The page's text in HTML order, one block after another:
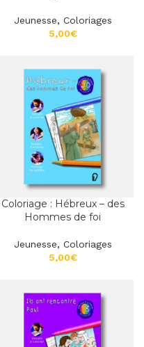
Jeunesse, Coloriages
€
Coloriage : Hébreux – des
Hommes de foi
Jeunesse, Coloriages
€